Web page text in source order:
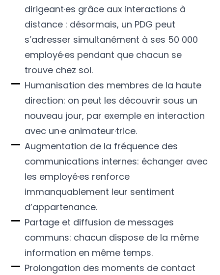
dirigeant·es grâce aux interactions à
distance : désormais, un PDG peut
s’adresser simultanément à ses 50 000
employé·es pendant que chacun se
trouve chez soi.
Humanisation des membres de la haute
direction: on peut les découvrir sous un
nouveau jour, par exemple en interaction
avec un·e animateur·trice.
Augmentation de la fréquence des
communications internes: échanger avec
les employé·es renforce
immanquablement leur sentiment
d’appartenance.
Partage et diffusion de messages
communs: chacun dispose de la même
information en même temps.
Prolongation des moments de contact